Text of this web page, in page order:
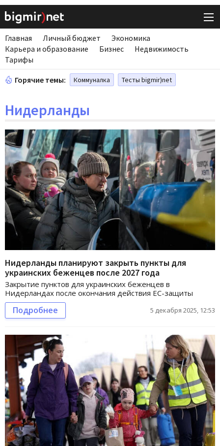
Главная Личный бюджет
Экономика
Карьера и образование
Бизнес
Недвижимость
Тарифы
Горячие темы: Коммуналка Тесты bigmir)net
Нидерланды
Нидерланды планируют закрыть пункты для
украинских беженцев после 2027 года
Закрытие пунктов для украинских беженцев в
Нидерландах после окончания действия ЕС-защиты
Подробнее 5 декабря 2025, 12:53